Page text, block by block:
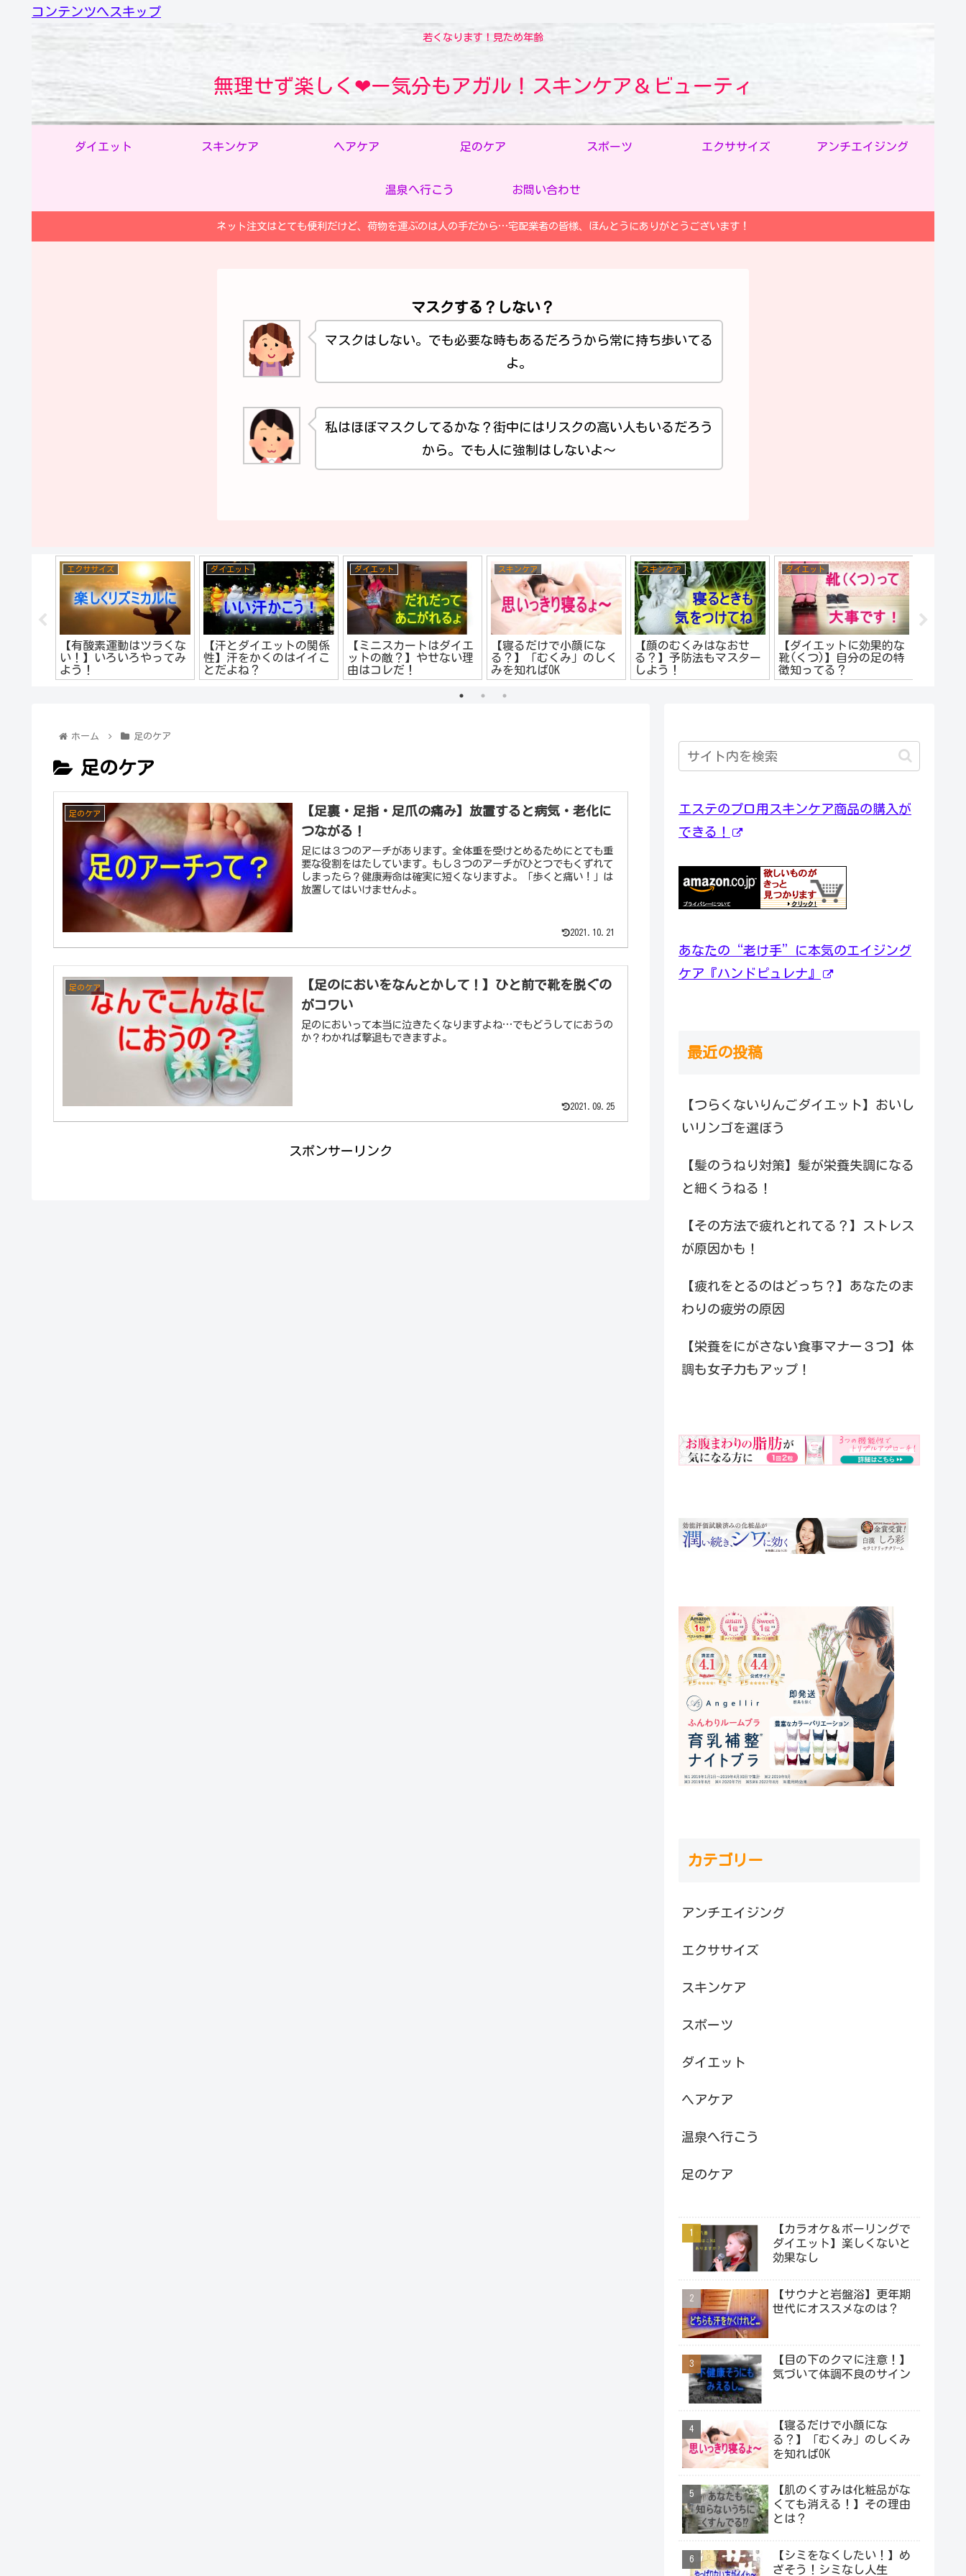
コンテンツへスキップ
若くなります！見ため年齢
無理せず楽しく❤ー気分もアガル！スキンケア＆ビューティ
ダイエット スキンケア ヘアケア 足のケア スポーツ エクササイズ アンチエイジング
温泉へ行こう お問い合わせ
ネット注文はとても便利だけど、荷物を運ぶのは人の手だから…宅配業者の皆様、ほんとうにありがとうございます！
マスクする？しない？
マスクはしない。でも必要な時もあるだろうから常に持ち歩いてる
よ。
私はほぼマスクしてるかな？街中にはリスクの高い人もいるだろう
から。でも人に強制はしないよ～
エクササイズ
【有酸素運動はツラくな
い！】いろいろやってみ
よう！
ダイエット
【汗とダイエットの関係
性】汗をかくのはイイこ
とだよね？
ダイエット
【ミニスカートはダイエ
ットの敵？】やせない理
由はコレだ！
スキンケア
【寝るだけで小顔にな
る？】「むくみ」のしく
みを知ればOK
スキンケア
【顔のむくみはなおせ
る？】予防法もマスター
しよう！
ダイエット
【ダイエットに効果的な
靴(くつ)】自分の足の特
徴知ってる？
ホーム 足のケア
足のケア
足のケア
【足裏・足指・足爪の痛み】放置すると病気・老化に
つながる！
足には３つのアーチがあります。全体重を受けとめるためにとても重
要な役割をはたしています。もし３つのアーチがひとつでもくずれて
しまったら？健康寿命は確実に短くなりますよ。「歩くと痛い！」は
放置してはいけませんよ。
2021.10.21
足のケア
【足のにおいをなんとかして！】ひと前で靴を脱ぐの
がコワい
足のにおいって本当に泣きたくなりますよね…でもどうしてにおうの
か？わかれば撃退もできますよ。
2021.09.25
スポンサーリンク
エステのプロ用スキンケア商品の購入が
できる！
あなたの“老け手”に本気のエイジング
ケア『ハンドピュレナ』
最近の投稿
【つらくないりんごダイエット】おいし
いリンゴを選ぼう
【髪のうねり対策】髪が栄養失調になる
と細くうねる！
【その方法で疲れとれてる？】ストレス
が原因かも！
【疲れをとるのはどっち？】あなたのま
わりの疲労の原因
【栄養をにがさない食事マナー３つ】体
調も女子力もアップ！
カテゴリー
アンチエイジング
エクササイズ
スキンケア
スポーツ
ダイエット
ヘアケア
温泉へ行こう
足のケア
【カラオケ＆ボーリングで
ダイエット】楽しくないと
効果なし
【サウナと岩盤浴】更年期
世代にオススメなのは？
【目の下のクマに注意！】
気づいて体調不良のサイン
【寝るだけで小顔にな
る？】「むくみ」のしくみ
を知ればOK
【肌のくすみは化粧品がな
くても消える！】その理由
とは？
【シミをなくしたい！】め
ざそう！シミなし人生